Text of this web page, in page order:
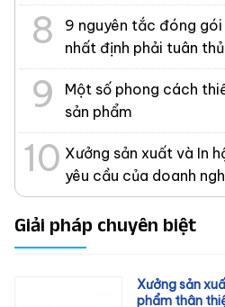
9 nguyên tắc đóng
nhất định phải tuân thủ
Một số phong cách
sản phẩm
Xưởng sản xuất và In
yêu cầu của doanh
Giải pháp chuyên biệt
Xưởng sản
phẩm thân